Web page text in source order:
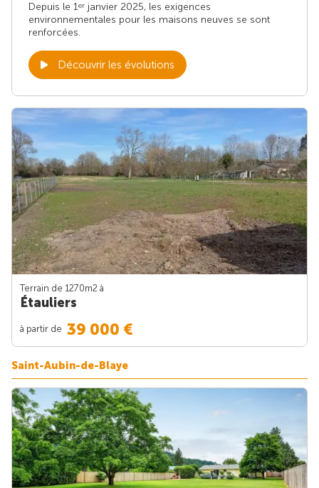
Depuis le 1er janvier 2025, les exigences
environnementales pour les maisons neuves se sont
renforcées.
Découvrir les évolutions
Terrain de 1270m2 à
Étauliers
à partir de 39 000 €
Saint-Aubin-de-Blaye